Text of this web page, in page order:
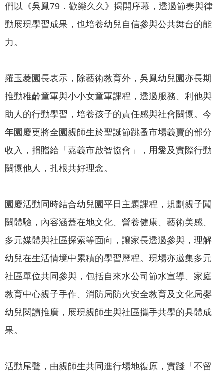
策
資
料
宣
告
們以《吳鳳79．歡樂久久》揭開序幕，透過節奏與律
動展現學習成果，也培養幼兒自信參與公共舞台的能
力。
羅玉菱園長表示，除藝術教育外，吳鳳幼兒園亦長期
推動稚齡童軍與小小女童軍課程，透過服務、利他與
助人的行動學習，培養孩子的責任感與社會關懷。今
年園慶更將全園親師生於聖誕節跳蚤市場義賣的部分
收入，捐贈給「嘉義市啟智協會」，用愛及實際行動
關懷他人，扎根共好理念。
園慶活動同時結合幼兒園平日主題課程，規劃親子闖
關體驗，內容涵蓋在地文化、營養健康、藝術美感、
多元媒體與社區探索等面向，讓家長透過參與，理解
幼兒在生活情境中累積的學習歷程。現場亦邀集多元
社區單位共同參與，包括自來水公司節水宣導、家庭
教育中心親子手作、消防局防火安全教育及文化局嬰
幼兒閱讀推廣，展現親師生與社區攜手共學的具體成
果。
活動尾聲，由親師生共同進行場地復原，實踐「不留